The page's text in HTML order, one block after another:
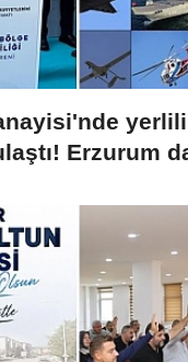
Erzurum